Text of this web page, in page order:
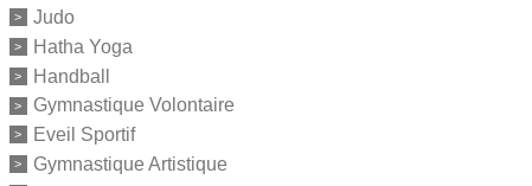
Judo
Hatha Yoga
Handball
Gymnastique Volontaire
Eveil Sportif
Gymnastique Artistique